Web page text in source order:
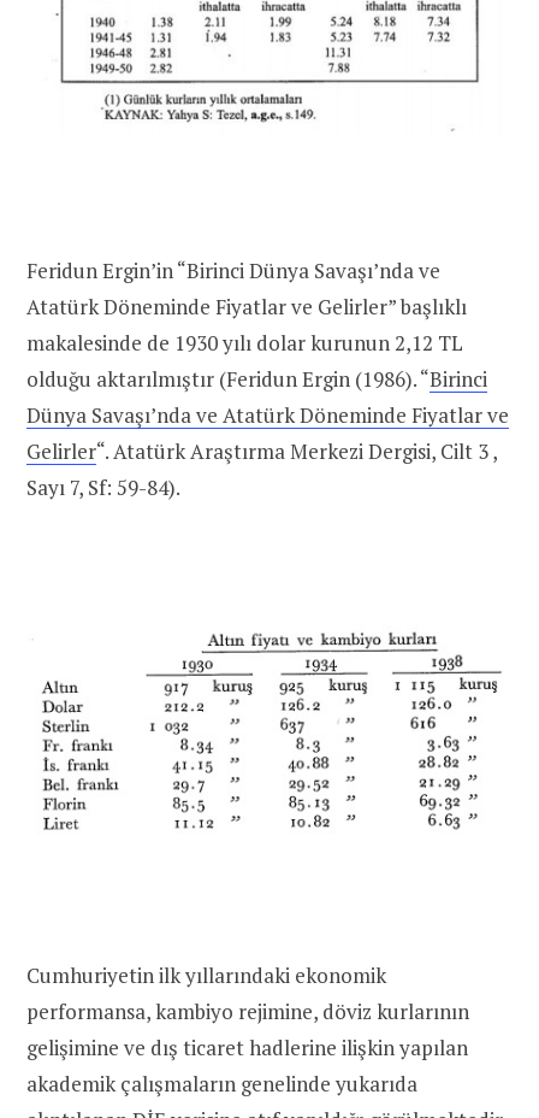
Feridun Ergin’in “Birinci Dünya Savaşı’nda ve
Atatürk Döneminde Fiyatlar ve Gelirler” başlıklı
makalesinde de 1930 yılı dolar kurunun 2,12 TL
olduğu aktarılmıştır (Feridun Ergin (1986). “Birinci
Dünya Savaşı’nda ve Atatürk Döneminde Fiyatlar ve
Gelirler“. Atatürk Araştırma Merkezi Dergisi, Cilt 3 ,
Sayı 7, Sf: 59-84).
Cumhuriyetin ilk yıllarındaki ekonomik
performansa, kambiyo rejimine, döviz kurlarının
gelişimine ve dış ticaret hadlerine ilişkin yapılan
akademik çalışmaların genelinde yukarıda